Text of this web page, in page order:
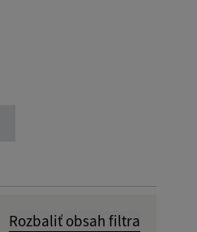
Rozbaliť obsah filtra